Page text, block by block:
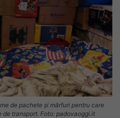
de pachete și mărfuri pentru care
transport. Foto: padovaoggi.it